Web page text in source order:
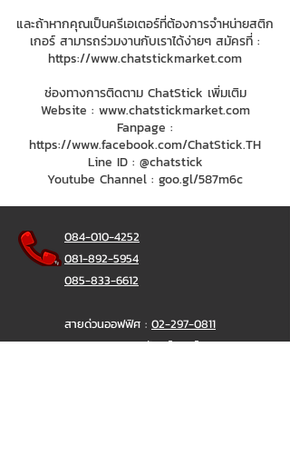
และถ้าหากคุณเป็นครีเอเตอร์ที่ต้องการจำหน่ายสติก
เกอร์ สามารถร่วมงานกับเราได้ง่ายๆ สมัครที่ :
https://www.chatstickmarket.com
ช่องทางการติดตาม ChatStick เพิ่มเติม
Website : www.chatstickmarket.com
Fanpage :
https://www.facebook.com/ChatStick.TH
Line ID : @chatstick
Youtube Channel : goo.gl/587m6c
084-010-4252
081-892-5954
085-833-6612
สายด่วนออฟฟิศ : 02-297-0811
034-900-165( จันทร์-ศุกร์)